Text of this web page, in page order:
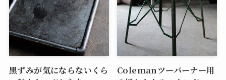
黒ずみが気にならないくら
Colemanツーバーナー用